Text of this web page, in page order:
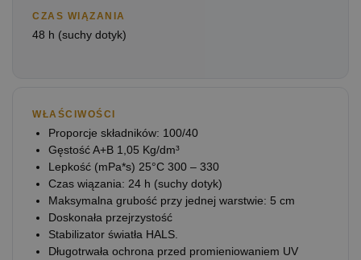
CZAS WIĄZANIA
48 h (suchy dotyk)
WŁAŚCIWOŚCI
Proporcje składników: 100/40
Gęstość A+B 1,05 Kg/dm³
Lepkość (mPa*s) 25°C 300 – 330
Czas wiązania: 24 h (suchy dotyk)
Maksymalna grubość przy jednej warstwie: 5 cm
Doskonała przejrzystość
Stabilizator światła HALS.
Długotrwała ochrona przed promieniowaniem UV